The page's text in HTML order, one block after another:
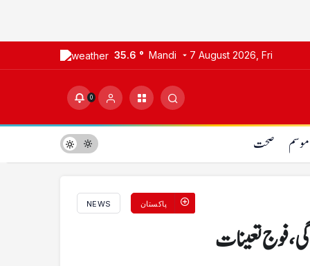
35.6 ° Mandi 7 August 2026, Fri
0
موسم صحت
NEWS پاکستان
فوج تعینات